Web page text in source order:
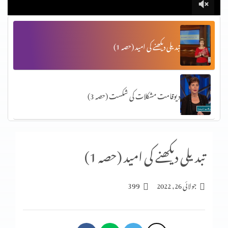
تبدیلی دیکھنے کی امید (حصہ 1)
دیوقامت مشکلات کی شکست (حصہ 3)
آپ کا ذہن کس طرح آپ کے جسم کو متاثر کرتا ہے (پارٹ 2)
حدیں مقرَّرکرنا (3-2)
تبدیلی دیکھنے کی امید (حصہ 1)
جولائی 26, 2022 399